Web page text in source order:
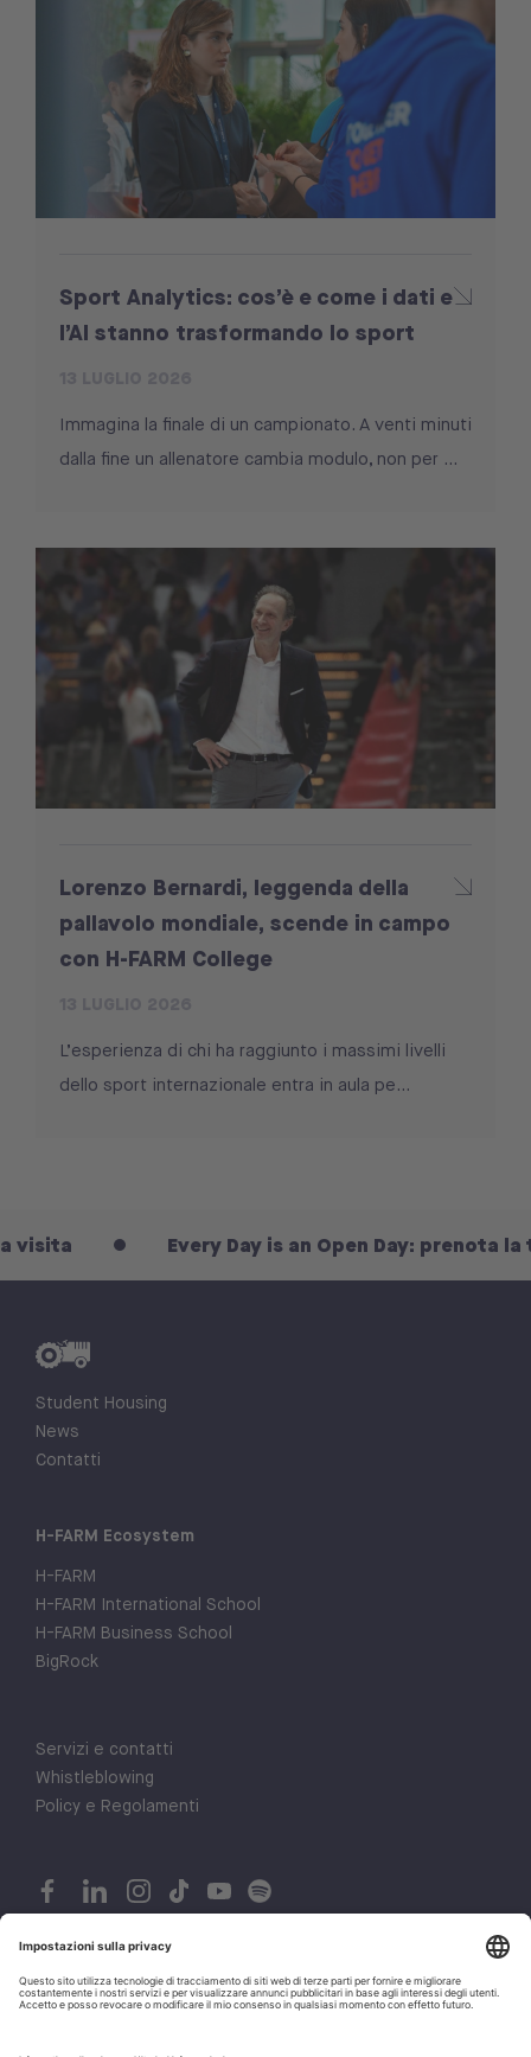
Sport Analytics: cos’è e come i dati e
l’AI stanno trasformando lo sport
Immagina la finale di un campionato. A venti minuti
dalla fine un allenatore cambia modulo, non per ...
Lorenzo Bernardi, leggenda della
pallavolo mondiale, scende in campo
con H-FARM College
L’esperienza di chi ha raggiunto i massimi livelli
dello sport internazionale entra in aula pe...
Every Day is an Open Day: prenota la tua
Student Housing
News
Contatti
H-FARM Ecosystem
H-FARM
H-FARM International School
H-FARM Business School
BigRock
Servizi e contatti
Whistleblowing
Policy e Regolamenti
© 2026 H-FARM. All rights reserved P.IVA 03944860265